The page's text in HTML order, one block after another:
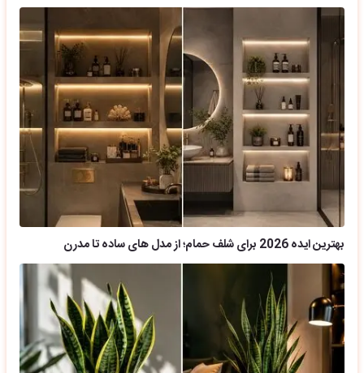
بهترین ایده 2026 برای شلف حمام؛ از مدل های ساده تا مدرن